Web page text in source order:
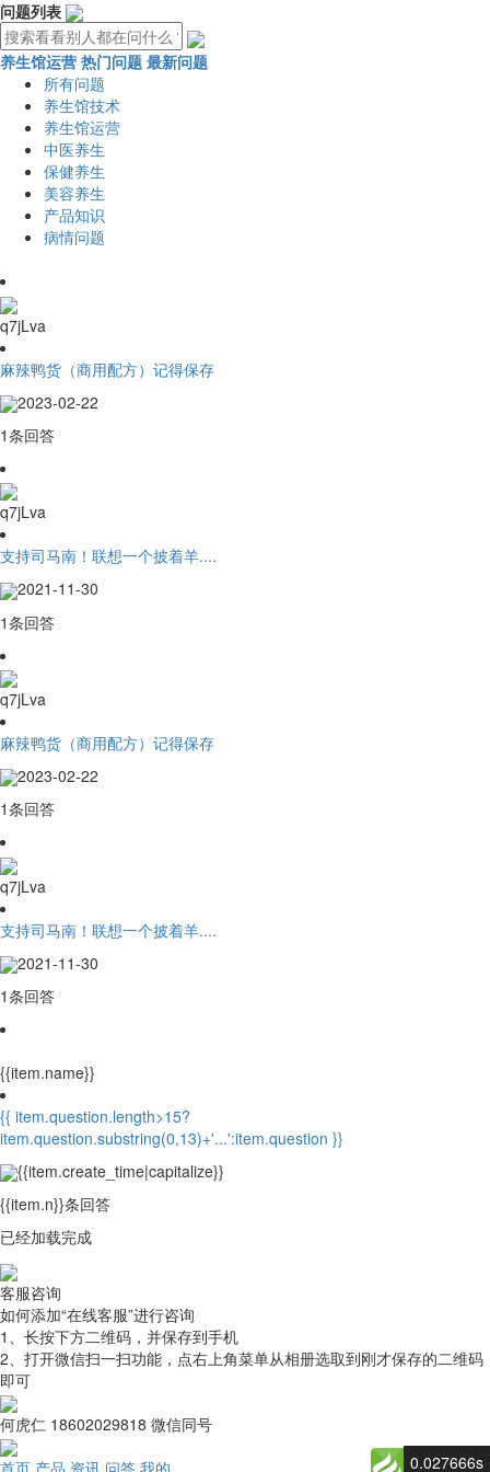
问题列表
养生馆运营 热门问题 最新问题
所有问题
养生馆技术
养生馆运营
中医养生
保健养生
美容养生
产品知识
病情问题
q7jLva
麻辣鸭货（商用配方）记得保存
2023-02-22
1条回答
q7jLva
支持司马南！联想一个披着羊....
2021-11-30
1条回答
q7jLva
麻辣鸭货（商用配方）记得保存
2023-02-22
1条回答
q7jLva
支持司马南！联想一个披着羊....
2021-11-30
1条回答
{{item.name}}
{{ item.question.length>15?
item.question.substring(0,13)+'...':item.question }}
{{item.create_time|capitalize}}
{{item.n}}条回答
已经加载完成
客服咨询
如何添加“在线客服”进行咨询
1、长按下方二维码，并保存到手机
2、打开微信扫一扫功能，点右上角菜单从相册选取到刚才保存的二维码
即可
何虎仁 18602029818 微信同号
0.027666s